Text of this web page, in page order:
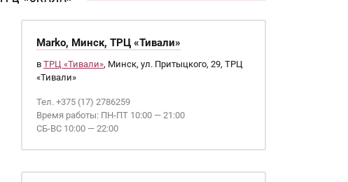
Marko, Минск, ТРЦ «Тивали»
в ТРЦ «Тивали», Минск, ул. Притыцкого, 29, ТРЦ
«Тивали»
Тел. +375 (17) 2786259
Время работы: ПН-ПТ 10:00 — 21:00
СБ-ВС 10:00 — 22:00